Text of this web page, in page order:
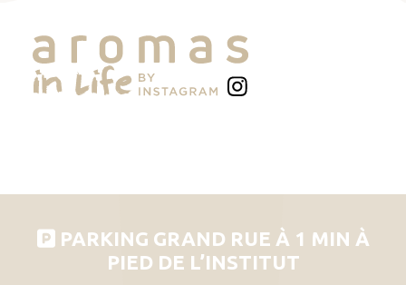
PARKING GRAND RUE À 1 MIN À
PIED DE L’INSTITUT